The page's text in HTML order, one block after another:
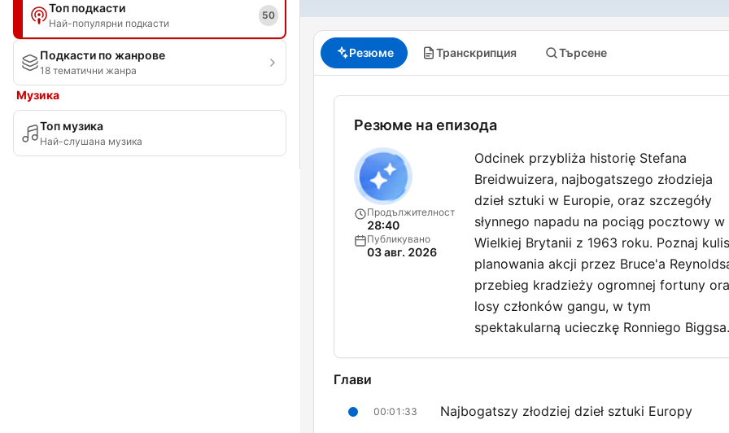
Топ подкасти
Най-популярни подкасти
50
Подкасти по жанрове
18 тематични жанра
Музика
Топ музика
Най-слушана музика
Резюме Транскрипция Търсене
Резюме на епизода
Продължителност
28:40
Публикувано
03 авг. 2026
Odcinek przybliża historię Stefana
Breidwuizera, najbogatszego złodzieja
dzieł sztuki w Europie, oraz szczegóły
słynnego napadu na pociąg pocztowy w
Wielkiej Brytanii z 1963 roku. Poznaj
planowania akcji przez Bruce'a
przebieg kradzieży ogromnej fortuny
losy członków gangu, w tym
spektakularną ucieczkę Ronniego Biggsa.
Глави
00:01:33 Najbogatszy złodziej dzieł sztuki Europy